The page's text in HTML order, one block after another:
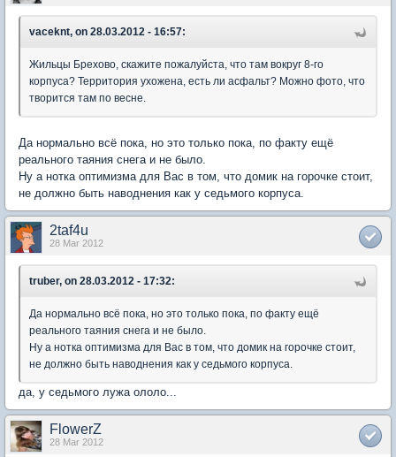
vaceknt, on 28.03.2012 - 16:57:
Жильцы Брехово, скажите пожалуйста, что там вокруг 8-го
корпуса? Территория ухожена, есть ли асфальт? Можно фото, что
творится там по весне.
Да нормально всё пока, но это только пока, по факту ещё
реального таяния снега и не было.
Ну а нотка оптимизма для Вас в том, что домик на горочке стоит,
не должно быть наводнения как у седьмого корпуса.
2taf4u
28 Mar 2012
truber, on 28.03.2012 - 17:32:
Да нормально всё пока, но это только пока, по факту ещё
реального таяния снега и не было.
Ну а нотка оптимизма для Вас в том, что домик на горочке стоит,
не должно быть наводнения как у седьмого корпуса.
да, у седьмого лужа ололо...
FlowerZ
28 Mar 2012